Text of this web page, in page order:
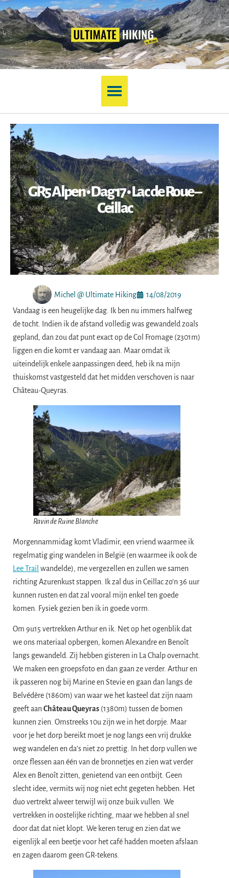
GR5 Alpen • Dag 17 • Lac de Roue –
Ceillac
Michel @ Ultimate Hiking
14/08/2019
Vandaag is een heugelijke dag. Ik ben nu immers halfweg
de tocht. Indien ik de afstand volledig was gewandeld zoals
gepland, dan zou dat punt exact op de Col Fromage (2301m)
liggen en die komt er vandaag aan. Maar omdat ik
uiteindelijk enkele aanpassingen deed, heb ik na mijn
thuiskomst vastgesteld dat het midden verschoven is naar
Château-Queyras.
Ravin de Ruine Blanche
​Morgennammidag komt Vladimir, een vriend waarmee ik
regelmatig ging wandelen in België (en waarmee ik ook de
Lee Trail wandelde), me vergezellen en zullen we samen
richting Azurenkust stappen. Ik zal dus in Ceillac zo’n 36 uur
kunnen rusten en dat zal vooral mijn enkel ten goede
komen. Fysiek gezien ben ik in goede vorm.
​Om 9u15 vertrekken Arthur en ik. Net op het ogenblik dat
we ons materiaal opbergen, komen Alexandre en Benoît
langs gewandeld. Zij hebben gisteren in La Chalp overnacht.
We maken een groepsfoto en dan gaan ze verder. Arthur en
ik passeren nog bij Marine en Stevie en gaan dan langs de
Belvédère (1860m) van waar we het kasteel dat zijn naam
geeft aan Château Queyras (1380m) tussen de bomen
kunnen zien. Omstreeks 10u zijn we in het dorpje. Maar
voor je het dorp bereikt moet je nog langs een vrij drukke
weg wandelen en da’s niet zo prettig. In het dorp vullen we
onze flessen aan één van de bronnetjes en zien wat verder
Alex en Benoît zitten, genietend van een ontbijt. Geen
slecht idee, vermits wij nog niet echt gegeten hebben. Het
duo vertrekt alweer terwijl wij onze buik vullen. We
vertrekken in oostelijke richting, maar we hebben al snel
door dat dat niet klopt. We keren terug en zien dat we
eigenlijk al een beetje voor het café hadden moeten afslaan
en zagen daarom geen GR-tekens.